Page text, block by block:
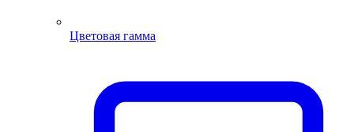
Цветовая гамма